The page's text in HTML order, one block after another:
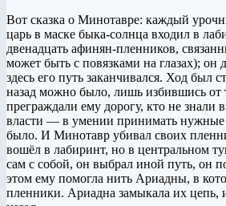
Вот сказка о Минотавре: каждый
царь в маске быка-солнца входил в
двенадцать афинян-пленников,
может быть с повязками на глазах); он
здесь его путь заканчивался. Ход был
назад можно было, лишь избившись от
преграждали ему дорогу, кто не знали
власти — в умении принимать нужные
было. И Минотавр убивал своих
вошёл в лабиринт, но в центральном
сам с собой, он выбрал иной путь, он
этом ему помогла нить Ариадны, в
пленники. Ариадна замыкала их цепь,